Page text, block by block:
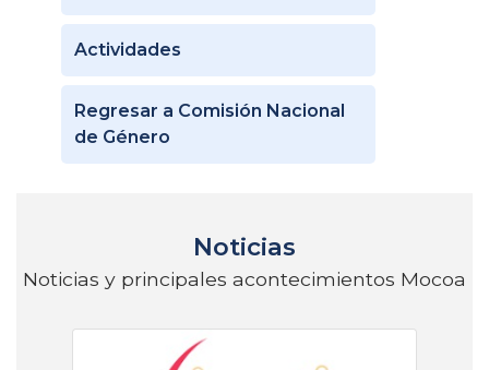
Actividades
Regresar a Comisión Nacional
de Género
Noticias
Noticias y principales acontecimientos Mocoa